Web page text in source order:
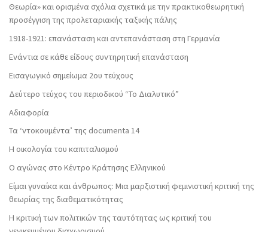
Θεωρία» και ορισμένα σχόλια σχετικά με την πρακτικοθεωρητική
προσέγγιση της προλεταριακής ταξικής πάλης
1918-1921: επανάσταση και αντεπανάσταση στη Γερμανία
Ενάντια σε κάθε είδους συντηρητική επανάσταση
Εισαγωγικό σημείωμα 2ου τεύχους
Δεύτερο τεύχος του περιοδικού “Το Διαλυτικό”
Αδιαφορία
Τα ‘ντοκουμέντα’ της documenta 14
Η οικολογία του καπιταλισμού
Ο αγώνας στο Κέντρο Κράτησης Ελληνικού
Είμαι γυναίκα και άνθρωπος: Μια μαρξιστική φεμινιστική κριτική της
θεωρίας της διαθεματικότητας
Η κριτική των πολιτικών της ταυτότητας ως κριτική του